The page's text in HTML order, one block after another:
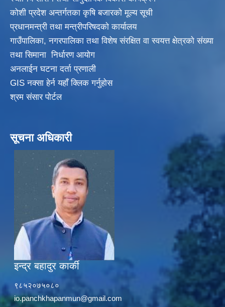
कोशी प्रदेश अन्तर्गतका कृषि बजारको मूल्य सूची
प्रधानमन्त्री तथा मन्त्रीपरिषदकाे कार्यालय
गाउँपालिका, नगरपालिका तथा विशेष संरक्षित वा स्वयत्त क्षेत्रकाे संख्या
तथा सिमाना निर्धारण आयाेग
अनलाईन घटना दर्ता प्रणाली
GIS नक्सा हेर्न यहाँ क्लिक गर्नुहाेस
श्रम संसार पोर्टल
सूचना अधिकारी
इन्द्र बहादुर कार्की
९८५२०७५०८०
io.panchkhapanmun@gmail.com